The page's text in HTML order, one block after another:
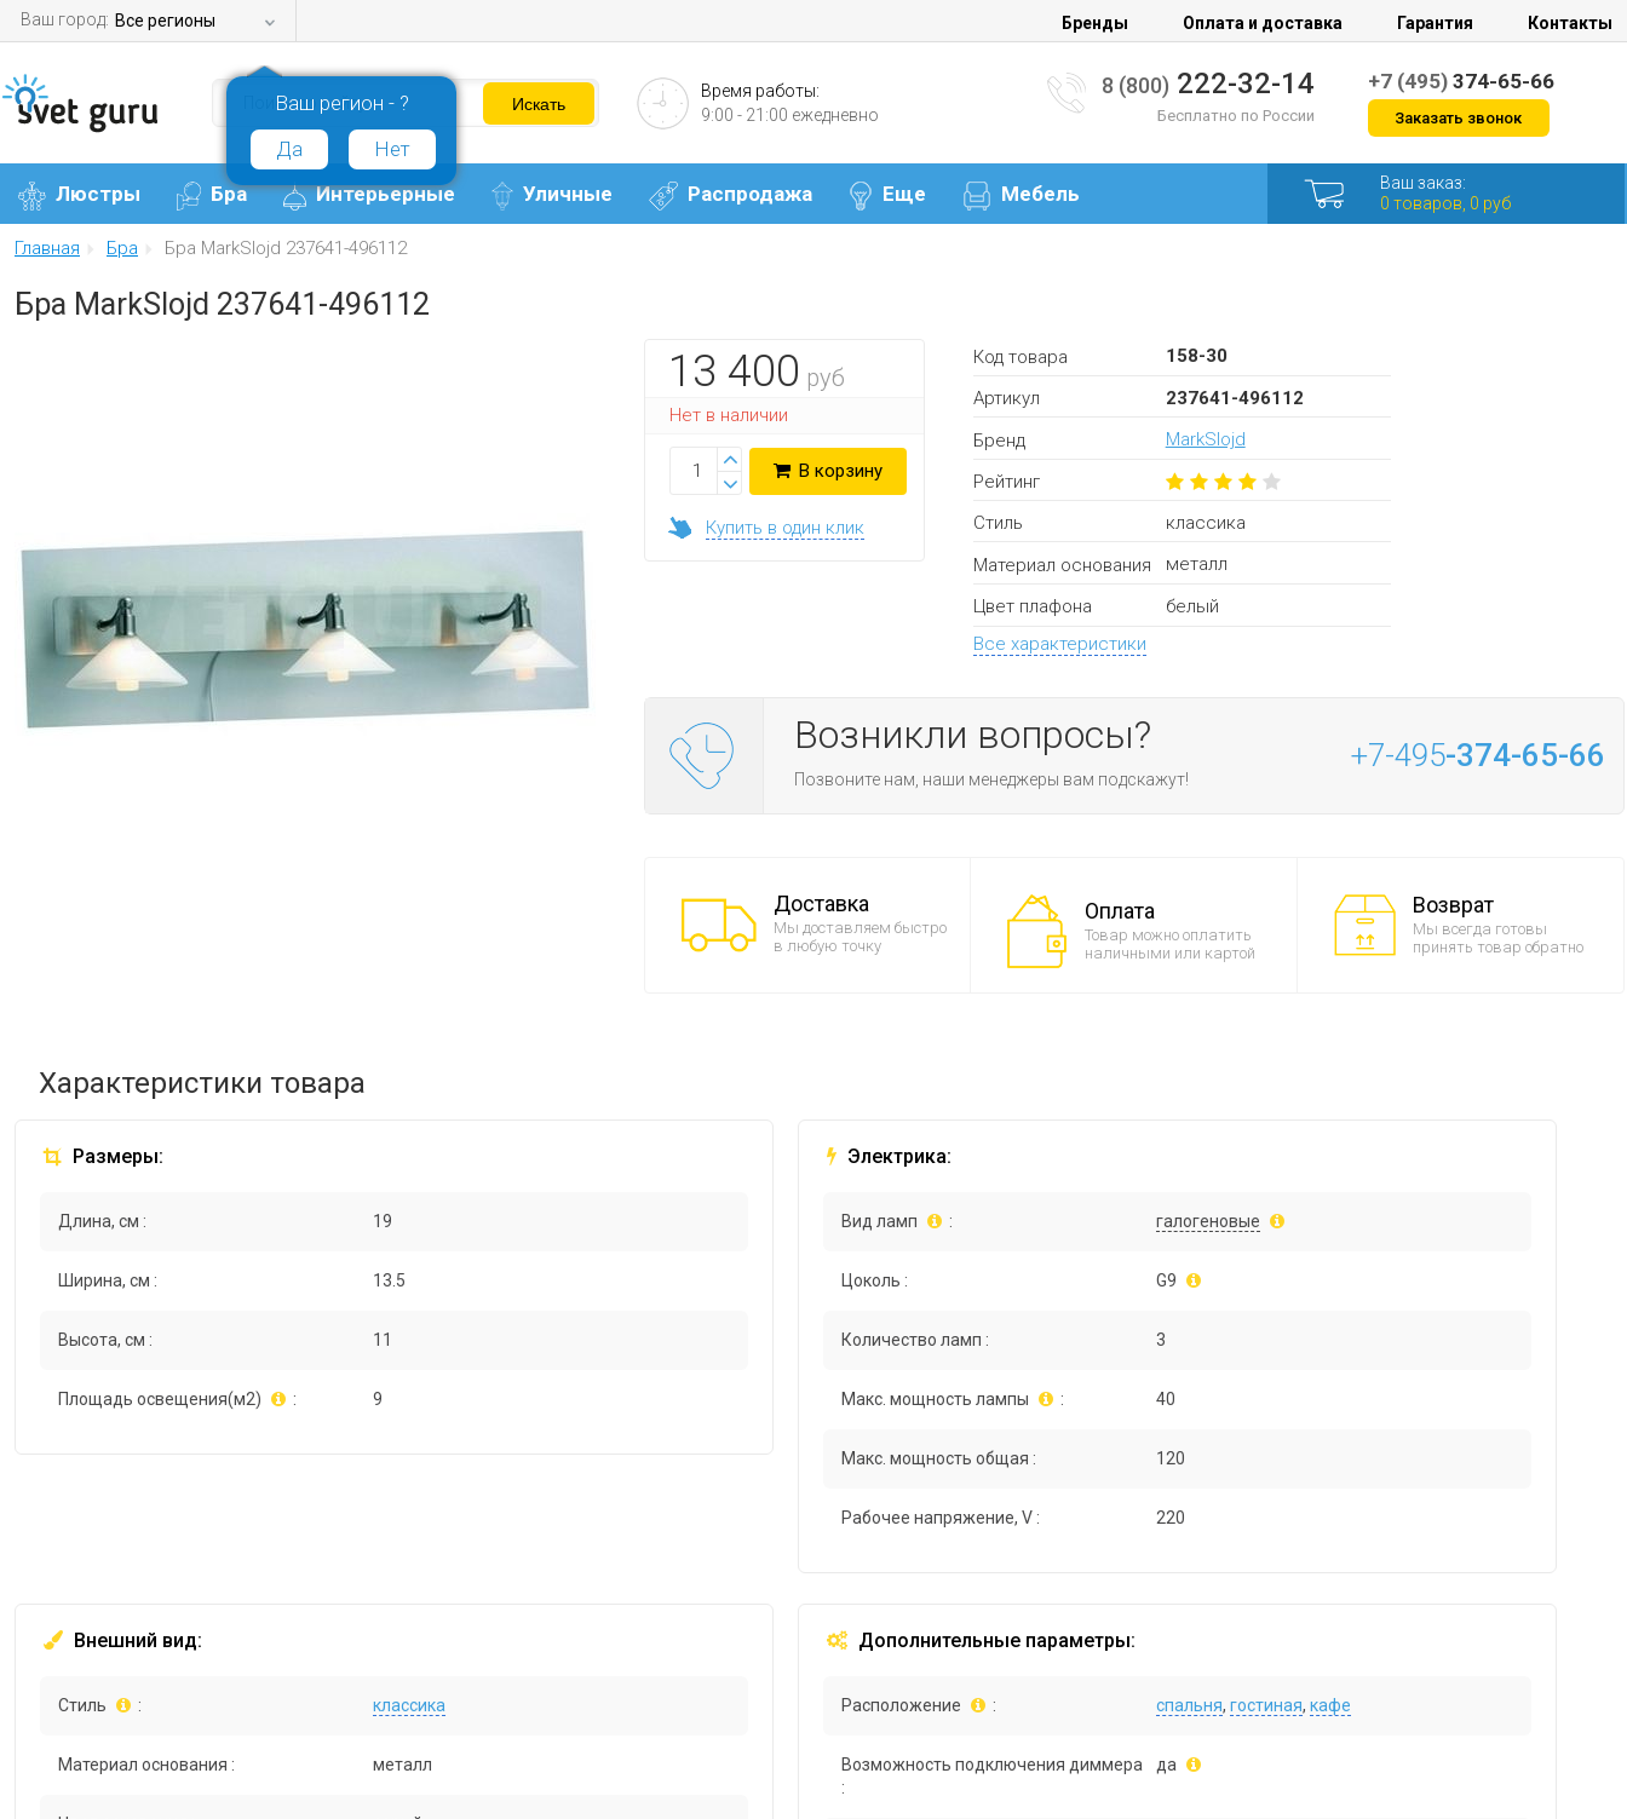
Ваш город: Все регионы
Ваш регион - ?
Да
Нет
Бренды Оплата и доставка Гарантия Контакты
Время работы:
9:00 - 21:00 ежедневно
8 (800) 222-32-14
Бесплатно по России
+7 (495)374-65-66
Заказать звонок
Люстры Бра Интерьерные Уличные Распродажа Еще Мебель
Ваш заказ:
0 товаров, 0 руб
Главная Бра Бра MarkSlojd 237641-496112
Бра MarkSlojd 237641-496112
13 400 руб
Нет в наличии
В корзину
Купить в один клик
Код товара
158-30
Артикул
237641-496112
Бренд
MarkSlojd
Рейтинг
Стиль
классика
Материал основания
металл
Цвет плафона
белый
Все характеристики
Возникли вопросы?
Позвоните нам, наши менеджеры вам подскажут!
+7-495-374-65-66
Доставка
Мы доставляем быстро
в любую точку
Оплата
Товар можно оплатить
наличными или картой
Возврат
Мы всегда готовы
принять товар обратно
Характеристики товара
Размеры:
Длина, см : 19
Ширина, см : 13.5
Высота, см : 11
Площадь освещения(м2) : 9
Электрика:
Вид ламп : галогеновые
Цоколь : G9
Количество ламп : 3
Макс. мощность лампы : 40
Макс. мощность общая : 120
Рабочее напряжение, V : 220
Внешний вид:
Стиль : классика
Материал основания : металл
Дополнительные параметры:
Расположение : спальня,гостиная,кафе
Возможность подключения диммера
:
да